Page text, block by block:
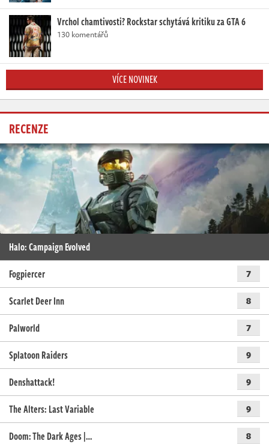
Vrchol chamtivosti? Rockstar schytává kritiku za GTA 6
130 komentářů
VÍCE NOVINEK
RECENZE
Halo: Campaign Evolved
Fogpiercer
7
Scarlet Deer Inn 8
Palworld 7
Splatoon Raiders 9
Denshattack! 9
The Alters: Last Variable 9
Doom: The Dark Ages |… 8